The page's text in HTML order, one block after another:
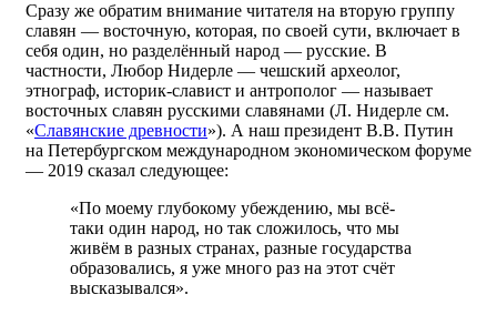
Сразу же обратим внимание читателя на вторую группу
славян — восточную, которая, по своей сути, включает в
себя один, но разделённый народ — русские. В
частности, Любор Нидерле — чешский археолог,
этнограф, историк-славист и антрополог — называет
восточных славян русскими славянами (Л. Нидерле см.
«Славянские древности»). А наш президент В.В. Путин
на Петербургском международном экономическом форуме
— 2019 сказал следующее:
«По моему глубокому убеждению, мы всё-
таки один народ, но так сложилось, что мы
живём в разных странах, разные государства
образовались, я уже много раз на этот счёт
высказывался».